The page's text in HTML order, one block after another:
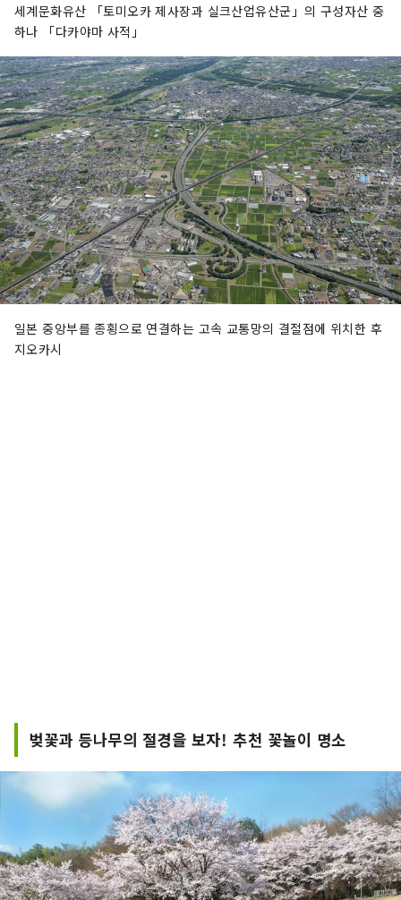
세계문화유산 「토미오카 제사장과 실크산업유산군」의 구성자산 중
하나 「다카야마 사적」
일본 중앙부를 종횡으로 연결하는 고속 교통망의 결절점에 위치한 후
지오카시
벚꽃과 등나무의 절경을 보자! 추천 꽃놀이 명소